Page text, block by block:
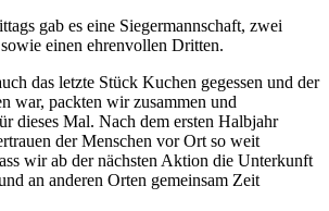
gab es eine Siegermannschaft, zwei
einen ehrenvollen Dritten.
das letzte Stück Kuchen gegessen und der
war, packten wir zusammen und
dieses Mal. Nach dem ersten Halbjahr
der Menschen vor Ort so weit
wir ab der nächsten Aktion die Unterkunft
an anderen Orten gemeinsam Zeit